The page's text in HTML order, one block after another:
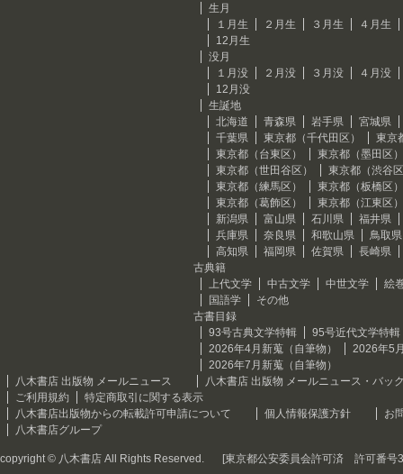
生月
１月生
２月生 ３月生
４月生
12月生
没月
１月没
２月没 ３月没
４月没
12月没
生誕地
北海道
青森県 岩手県
宮城県
千葉県
東京都（千代田区）
東京
東京都（台東区）
東京都（墨田区）
東京都（世田谷区）
東京都（渋谷
東京都（練馬区）
東京都（板橋区）
東京都（葛飾区）
東京都（江東区）
新潟県
富山県 石川県
福井県
兵庫県
奈良県 和歌山県
鳥取県
高知県
福岡県 佐賀県
長崎県
古典籍
上代文学
中古文学 中世文学
絵
国語学
その他
古書目録
93号古典文学特輯
95号近代文学特輯
2026年4月新蒐（自筆物）
2026年5
2026年7月新蒐（自筆物）
八木書店 出版物 メールニュース
八木書店 出版物 メールニュース・バッ
ご利用規約
特定商取引に関する表示
八木書店出版物からの転載許可申請について
個人情報保護方針
お
八木書店グループ
copyright © 八木書店 All Rights Reserved. [東京都公安委員会許可済 許可番号